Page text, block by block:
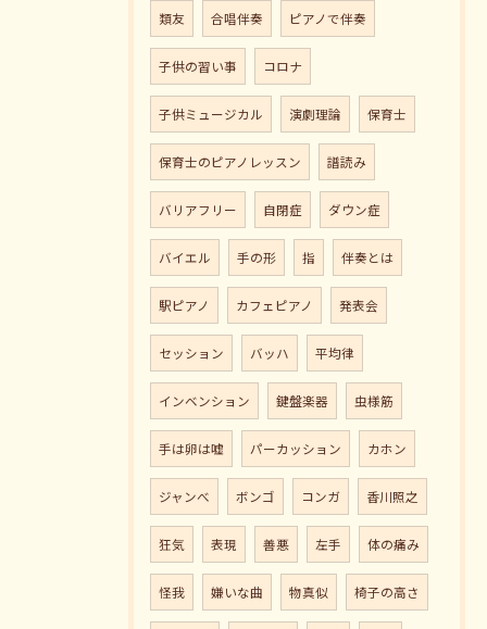
類友 合唱伴奏 ピアノで伴奏
子供の習い事 コロナ
子供ミュージカル 演劇理論 保育士
保育士のピアノレッスン 譜読み
バリアフリー 自閉症 ダウン症
バイエル 手の形 指 伴奏とは
駅ピアノ カフェピアノ 発表会
セッション バッハ 平均律
インベンション 鍵盤楽器 虫様筋
手は卵は嘘 パーカッション カホン
ジャンべ ボンゴ コンガ 香川照之
狂気 表現 善悪 左手 体の痛み
怪我 嫌いな曲 物真似 椅子の高さ